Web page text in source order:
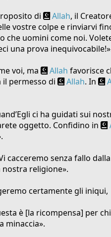
di
Allah, il
vostre colpe e rinviarvi
che uomini come noi.
una prova
voi, ma
Allah favorisce
il permesso di
Allah. In
ci ha guidati sui
oggetto. Confidino in
cacceremo senza fallo
religione».
certamente gli iniqui,
è [la ricompensa] per
minaccia».